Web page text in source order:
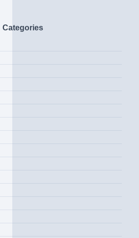
Categories